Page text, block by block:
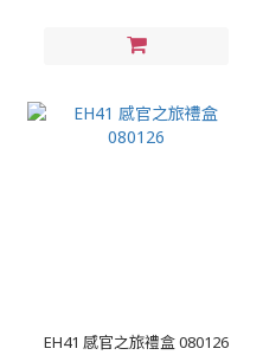
EH41 感官之旅禮盒 080126